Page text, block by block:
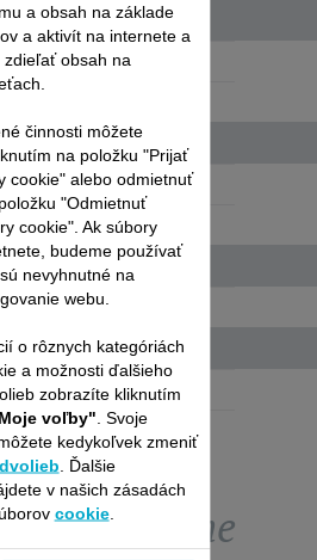
0.6 L
Červená
EUR
exkluzívne
a obsah na základe
a aktivít na internete a
obsah na
činnosti môžete
na položku "Prijať
cookie" alebo odmietnuť
"Odmietnuť
cookie". Ak súbory
budeme používať
nevyhnutné na
webu.
o rôznych kategóriách
a možnosti ďalšieho
zobrazíte kliknutím
voľby" . Svoje
kedykoľvek zmeniť
. Ďalšie
v našich zásadách
cookie.